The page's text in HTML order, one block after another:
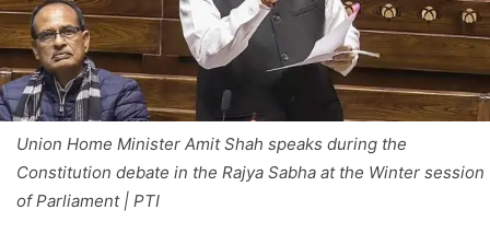
Union Home Minister Amit Shah speaks during the
Constitution debate in the Rajya Sabha at the Winter session
of Parliament | PTI